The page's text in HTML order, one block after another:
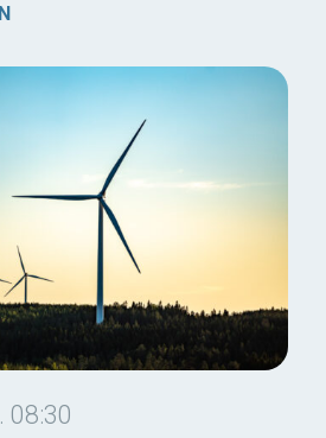
08:30